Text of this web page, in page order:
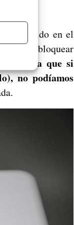
ha sido en el
era desbloquear
era que si
no podíamos